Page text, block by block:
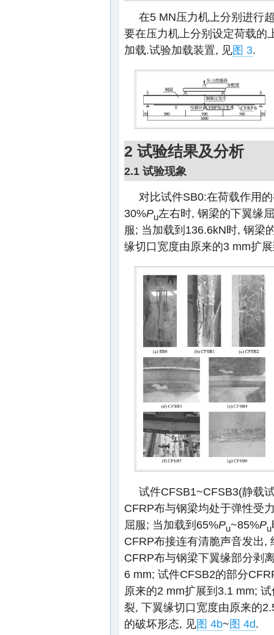
在5 MN压力机上分别进行
要在压力机上分别设定荷载的
加载.试验加载装置, 见图 3.
2 试验结果及分析
2.1 试验现象
对比试件SB0:在荷载作用
30%Pu左右时, 钢梁的下翼缘
服; 当加载到136.6kN时, 钢梁
缘切口宽度由原来的3 mm扩
试件CFSB1~CFSB3(静载
CFRP布与钢梁均处于弹性受
屈服; 当加载到65%Pu~85%Pu
CFRP布接连有清脆声音发出,
CFRP布与钢梁下翼缘部分剥
6 mm; 试件CFSB2的部分
原来的2 mm扩展到3.1 mm;
裂, 下翼缘切口宽度由原来的
的破坏形态, 见图 4b~图 4d.